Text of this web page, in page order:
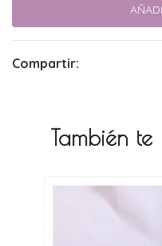
Compartir:
También